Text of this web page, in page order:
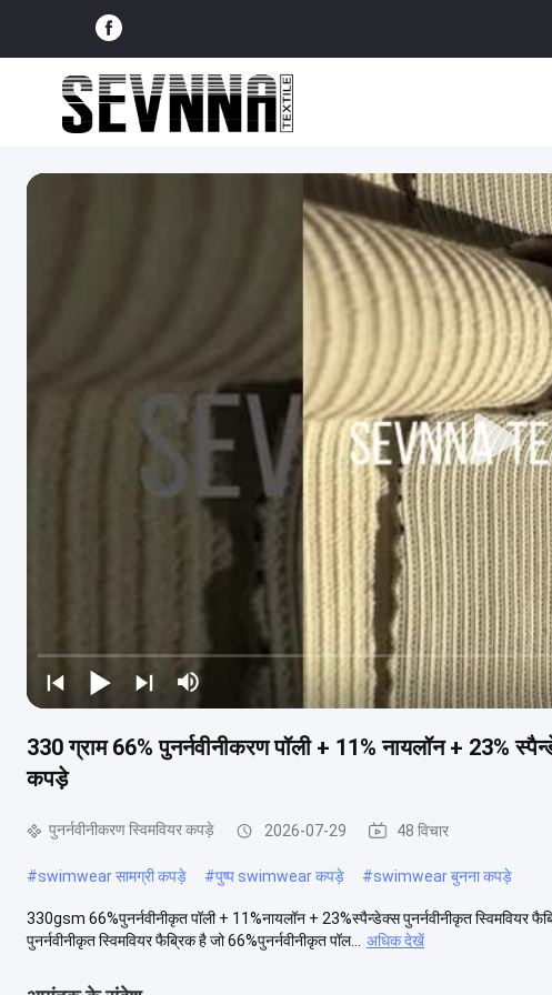
330 ग्राम 66% पुनर्नवीनीकरण पॉली + 11% नायलॉन + 23%
कपड़े
पुनर्नवीनीकरण स्विमवियर कपड़े 2026-07-29 48 विचार
#swimwear सामग्री कपड़े #पुष्प swimwear कपड़े #swimwear बुनना कपड़े
330gsm 66%पुनर्नवीनीकृत पॉली + 11%नायलॉन + 23%स्पैन्डेक्स पुनर्नवीनीकृत
पुनर्नवीनीकृत स्विमवियर फैब्रिक है जो 66%पुनर्नवीनीकृत पॉल...
अधिक देखें